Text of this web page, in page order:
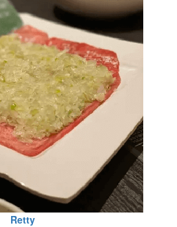
Retty